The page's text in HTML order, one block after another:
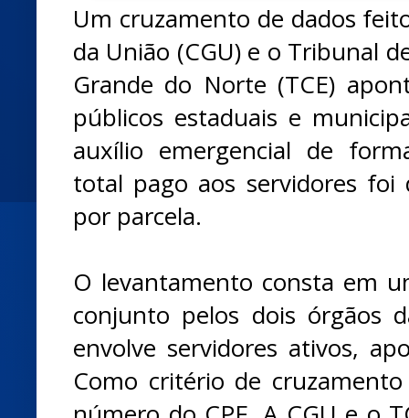
Um cruzamento de dados
da União (CGU) e o Tribunal
Grande do Norte (TCE)
públicos estaduais e
auxílio emergencial de
total pago aos servidores foi
por parcela.
O levantamento consta em
conjunto pelos dois órgãos
envolve servidores ativos,
Como critério de